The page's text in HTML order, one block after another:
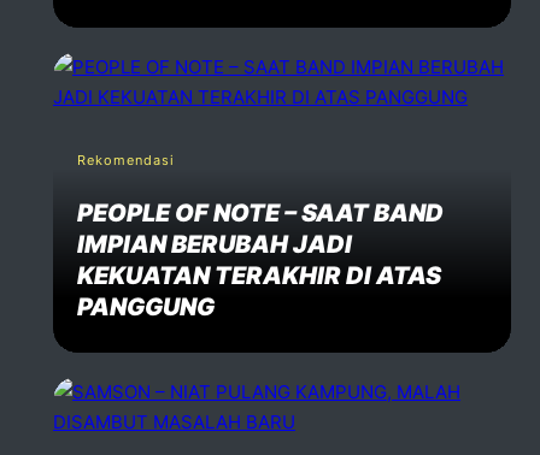
Rekomendasi
PEOPLE OF NOTE – SAAT BAND
IMPIAN BERUBAH JADI
KEKUATAN TERAKHIR DI ATAS
PANGGUNG